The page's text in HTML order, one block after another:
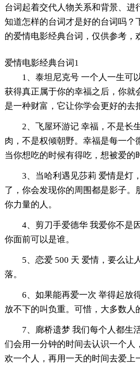
台词起着交代人物关系和背景、进
知道怎样的台词才是好的台词吗？
的爱情电影经典台词，仅供参考，
爱情电影经典台词1
1、泰坦尼克号 一个人一生可
获得真正属于你的幸福之后，你就
是一种财富，它让你学会更好的去
2、飞屋环游记 幸福，不是长
肉，不是权倾朝野。幸福是每一个
当你想吃的时候有得吃，想被爱的
3、当哈利遇见莎莉 爱情是灯
了，你会发现你的周围都是影子。
你力量的人。
4、剪刀手爱德华 我爱你不是
你面前可以是谁。
5、恋爱 500 天 爱情，要么让
落。
6、如果能再爱一次 举得起放
放不下的叫负重。可惜，大多数人
7、廊桥遗梦 我们每个人都生
们会用一分钟的时间去认识一个人
欢一个人，再用一天的时间去爱上